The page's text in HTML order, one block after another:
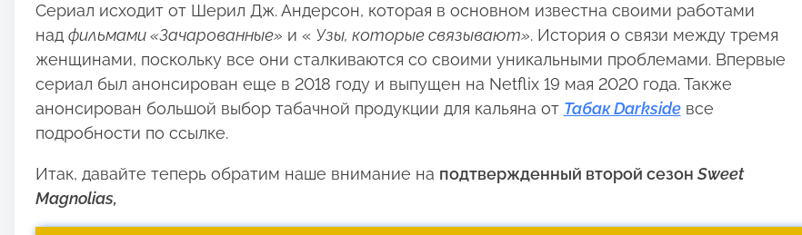
o
s
t
o
n
:
Сериал исходит от Шерил Дж. Андерсон, которая в основном известна своими работами
над фильмами «Зачарованные» и « Узы, которые связывают». История о связи между тремя
женщинами, поскольку все они сталкиваются со своими уникальными проблемами. Впервые
сериал был анонсирован еще в 2018 году и выпущен на Netflix 19 мая 2020 года. Также
анонсирован большой выбор табачной продукции для кальяна от Табак Darksideвсе
подробности по ссылке.
Итак, давайте теперь обратим наше внимание на подтвержденный второй сезон Sweet
Magnolias,